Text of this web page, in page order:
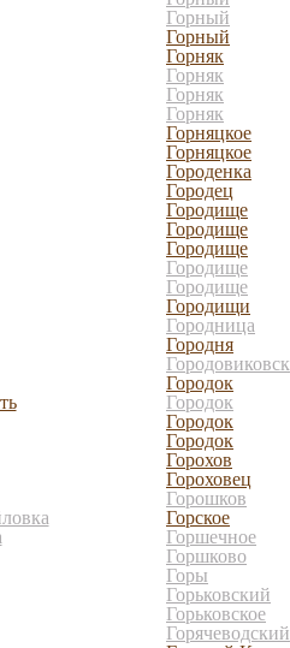
Горный
Горный
Горняк
Горняк
Горняк
Горняк
Горняцкое
Горняцкое
Городенка
Городец
Городище
Городище
Городище
Городище
Городище
Городищи
Городница
Городня
Городовиковск
Городок
Городок
Городок
Городок
Горохов
Гороховец
Горошков
Горское
Горшечное
Горшково
Горы
Горьковский
Горьковское
Горячеводский